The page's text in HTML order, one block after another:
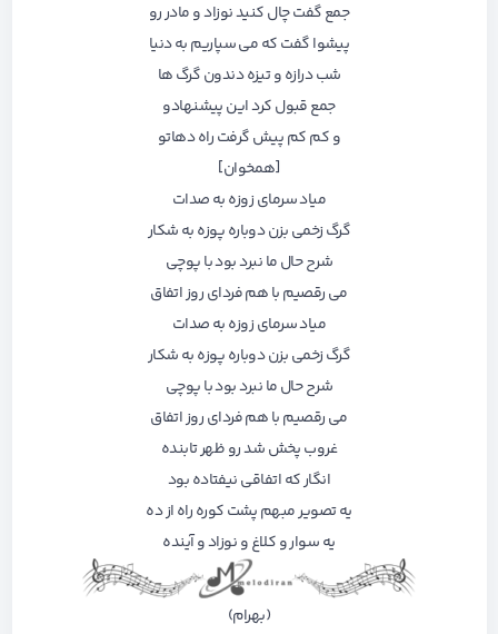
جمع گفت چال کنید نوزاد و مادر رو
پیشوا گفت که می سپاریم به دنیا
شب درازه و تیزه دندون گرگ ها
جمع قبول کرد این پیشنهادو
و ‌کم کم پیش گرفت راه دهاتو
[همخوان]
میاد سرمای زوزه به صدات
گرگ زخمی بزن دوباره پوزه به شکار
شرح حال ما نبرد بود با پوچی
می رقصیم با هم فردای روز اتفاق
میاد سرمای زوزه به صدات
گرگ زخمی بزن دوباره پوزه به شکار
شرح حال ما نبرد بود با پوچی
می رقصیم با هم فردای روز اتفاق
غروب ‌پخش شد رو ظهر تابنده
انگار که اتفاقی نیفتاده بود
یه تصویر مبهم پشت کوره راه از ده
یه سوار و کلاغ و نوزاد و آینده
(بهرام)